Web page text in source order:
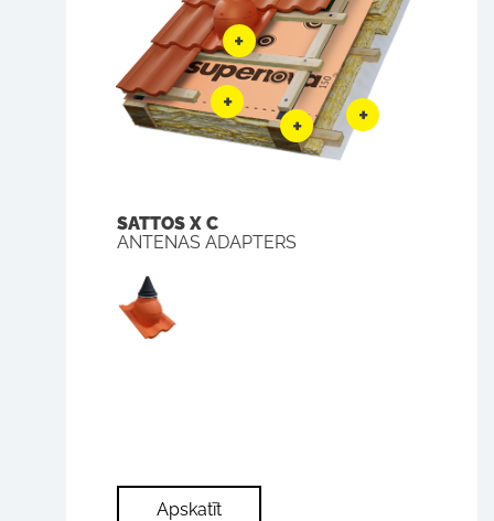
SATTOS X C
ANTENAS ADAPTERS
Apskatīt